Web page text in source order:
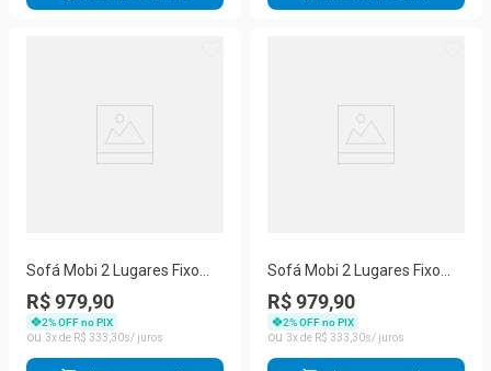
Sofá Mobi 2 Lugares Fixo
150CM Marrom Claro Suede
Pequeno Herrero
R$ 979,90
2% OFF no PIX
3
R$ 333 30
Sofá Mobi 2 Lugares Fixo
150CM Rosa Suede
Conforto para Sala Herrero
R$ 979,90
2% OFF no PIX
3
R$ 333 30